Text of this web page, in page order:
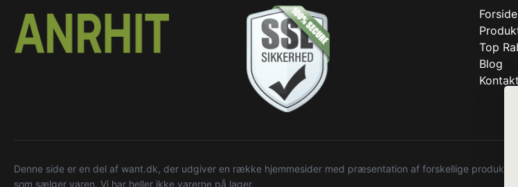
Forside
Top
Blog
Kontakt
Denne side er en del af want.dk, der udgiver en række hjemmesider med præsentation af forskellige
som sælger varen. Vi har heller ikke varerne på lager.